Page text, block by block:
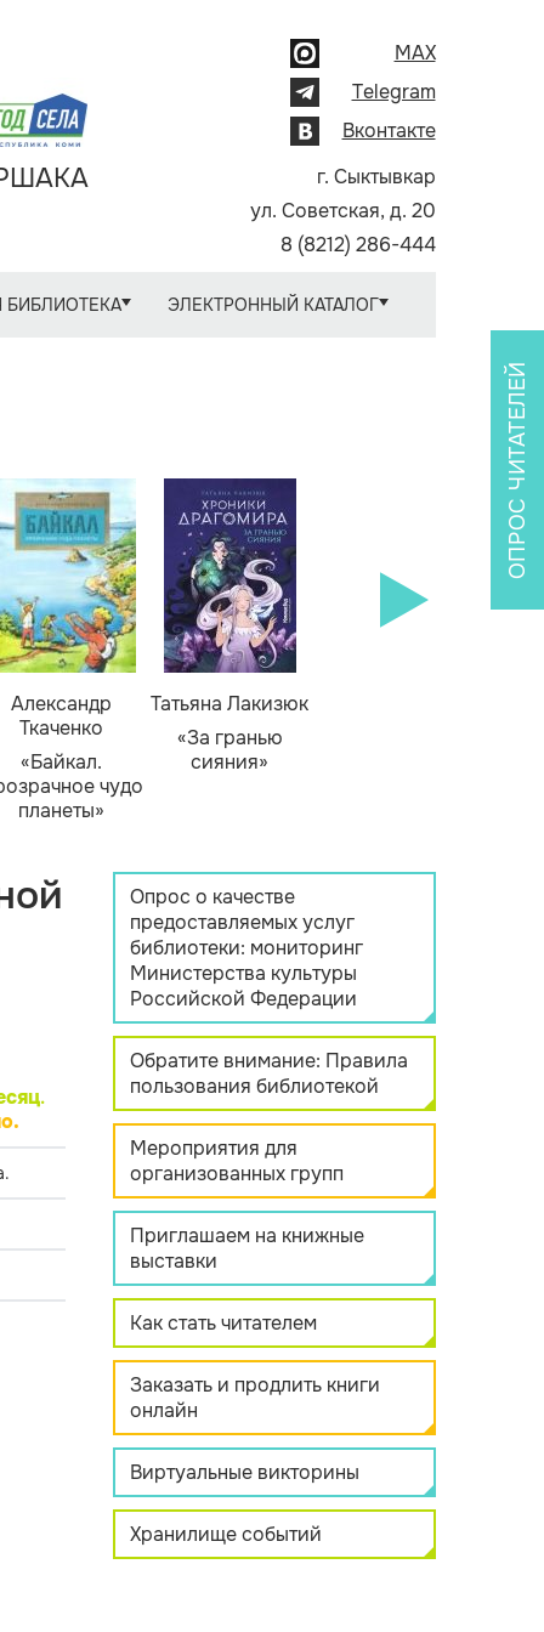
MAX
Telegram
Вконтакте
г. Сыктывкар
ул. Советская, д. 20
8 (8212) 286-444
БИБЛИОТЕКА ЭЛЕКТРОННЫЙ КАТАЛОГ
Александр
Ткаченко
«Байкал.
чудо
планеты»
Татьяна Лакизюк
«За гранью
сияния»
.
ОПРОС ЧИТАТЕЛЕЙ
Опрос о качестве
предоставляемых услуг
библиотеки: мониторинг
Министерства культуры
Российской Федерации
Обратите внимание: Правила
пользования библиотекой
Мероприятия для
организованных групп
Приглашаем на книжные
выставки
Как стать читателем
Заказать и продлить книги
онлайн
Виртуальные викторины
Хранилище событий